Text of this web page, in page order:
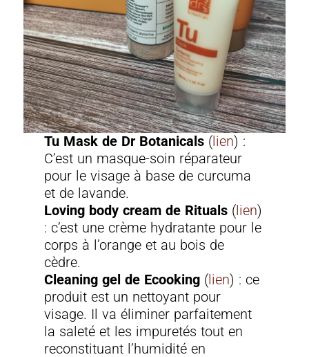
Tu Mask de Dr Botanicals (lien) :
C’est un masque-soin réparateur
pour le visage à base de curcuma
et de lavande.
Loving body cream de Rituals (lien)
: c’est une crème hydratante pour le
corps à l’orange et au bois de
cèdre.
Cleaning gel de Ecooking (lien) : ce
produit est un nettoyant pour
visage. Il va éliminer parfaitement
la saleté et les impuretés tout en
reconstituant l’humidité en